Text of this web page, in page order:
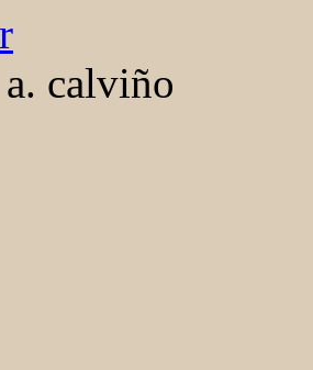
calviño